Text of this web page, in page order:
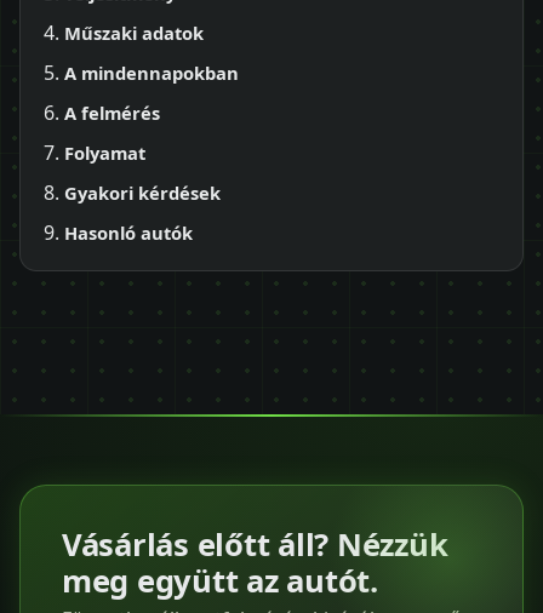
Műszaki adatok
A mindennapokban
A felmérés
Folyamat
Gyakori kérdések
Hasonló autók
Vásárlás előtt áll? Nézzük
meg együtt az autót.